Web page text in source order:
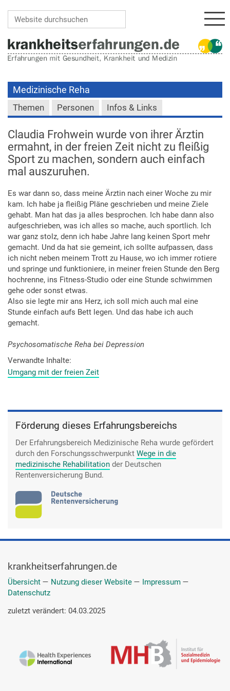
Medizinische Reha
Themen Personen Infos & Links
Claudia Frohwein wurde von ihrer Ärztin
ermahnt, in der freien Zeit nicht zu fleißig
Sport zu machen, sondern auch einfach
mal auszuruhen.
Es war dann so, dass meine Ärztin nach einer Woche zu mir
kam. Ich habe ja fleißig Pläne geschrieben und meine Ziele
gehabt. Man hat das ja alles besprochen. Ich habe dann also
aufgeschrieben, was ich alles so mache, auch sportlich. Ich
war ganz stolz, denn ich habe Jahre lang keinen Sport mehr
gemacht. Und da hat sie gemeint, ich sollte aufpassen, dass
ich nicht neben meinem Trott zu Hause, wo ich immer rotiere
und springe und funktioniere, in meiner freien Stunde den Berg
hochrenne, ins Fitness-Studio oder eine Stunde schwimmen
gehe oder sonst etwas.
Also sie legte mir ans Herz, ich soll mich auch mal eine
Stunde einfach aufs Bett legen. Und das habe ich auch
gemacht.
Psychosomatische Reha bei Depression
Verwandte Inhalte
Umgang mit der freien Zeit
Förderung dieses Erfahrungsbereichs
Der Erfahrungsbereich Medizinische Reha wurde gefördert
durch den Forschungsschwerpunkt Wege in die
medizinische Rehabilitation der Deutschen
Rentenversicherung Bund.
krankheitserfahrungen.de
Übersicht — Nutzung dieser Website — Impressum —
Datenschutz
zuletzt verändert: 04.03.2025